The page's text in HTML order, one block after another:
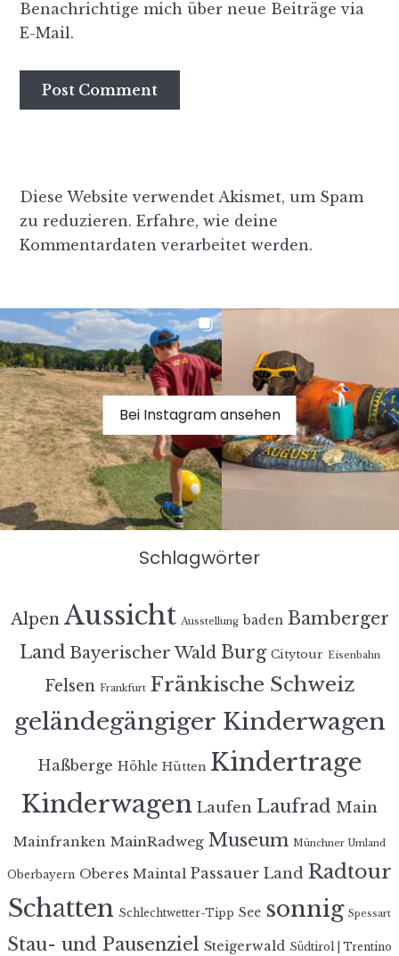
Benachrichtige mich über neue Beiträge via
E-Mail.
Diese Website verwendet Akismet, um Spam
zu reduzieren. Erfahre, wie deine
Kommentardaten verarbeitet werden.
Bei Instagram ansehen
Schlagwörter
Alpen Aussicht Ausstellung baden Bamberger
Land Bayerischer Wald Burg Citytour Eisenbahn
Felsen Frankfurt Fränkische Schweiz
geländegängiger Kinderwagen
Haßberge Höhle Hütten Kindertrage
Kinderwagen Laufen Laufrad Main
Mainfranken MainRadweg Museum Münchner Umland
Oberbayern Oberes Maintal Passauer Land Radtour
Schatten Schlechtwetter-Tipp See sonnig Spessart
Stau- und Pausenziel Steigerwald Südtirol | Trentino